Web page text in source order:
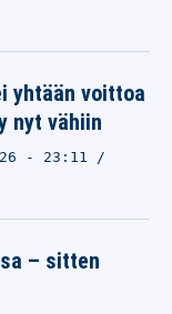
yhtään voittoa
nyt vähiin
- 23:11
– sitten